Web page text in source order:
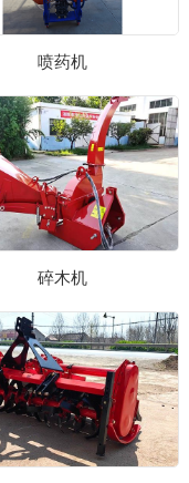
喷药机
碎木机